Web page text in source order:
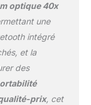
optique 40x
une
intégré
et la
des
prix, cet